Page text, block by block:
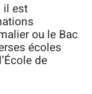
il est
ou le Bac
écoles
de